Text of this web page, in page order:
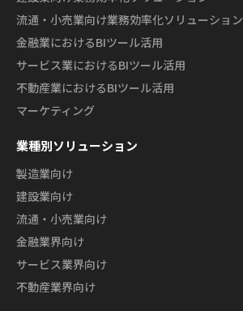
流通・小売業向け業務効率化ソリューション
金融業におけるBIツール活用
サービス業におけるBIツール活用
不動産業におけるBIツール活用
マーケティング
業種別ソリューション
製造業向け
建設業向け
流通・小売業向け
金融業界向け
サービス業界向け
不動産業界向け